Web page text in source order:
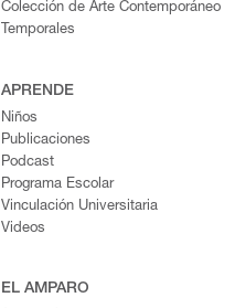
Colección de Arte Contemporáneo
Temporales
APRENDE
Niños
Publicaciones
Podcast
Programa Escolar
Vinculación Universitaria
Videos
EL AMPARO